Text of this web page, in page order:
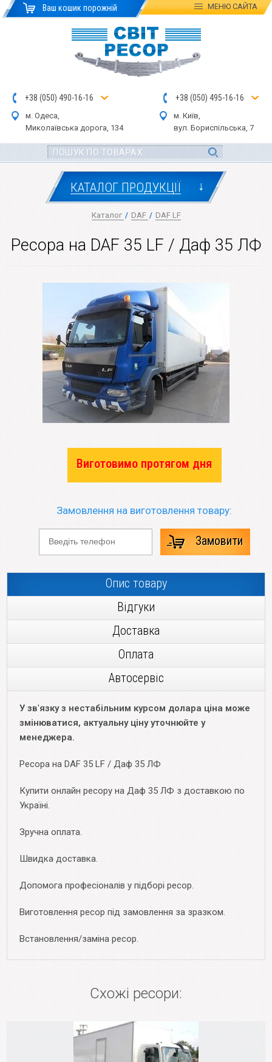
Ваш кошик порожній МЕНЮСАЙТА
+38 (050) 490-16-16
м. Одеса,
Миколаївська дорога, 134
+38 (050) 495-16-16
м. Київ,
вул. Бориспільська, 7
КАТАЛОГ ПРОДУКЦІЇ ↓
Каталог / DAF / DAF LF
Ресора на DAF 35 LF / Даф 35 ЛФ
Виготовимо протягом дня
Замовлення на виготовлення товару:
Замовити
Опис товару
Відгуки
Доставка
Оплата
Автосервіс
У зв'язку з нестабільним курсом долара ціна може
змінюватися, актуальну ціну уточнюйте у
менеджера.
Ресора на DAF 35 LF / Даф 35 ЛФ
Купити онлайн ресору на Даф 35 ЛФ з доставкою по
Україні.
Зручна оплата.
Швидка доставка.
Допомога професіоналів у підборі ресор.
Виготовлення ресор під замовлення за зразком.
Встановлення/заміна ресор.
Схожі ресори: